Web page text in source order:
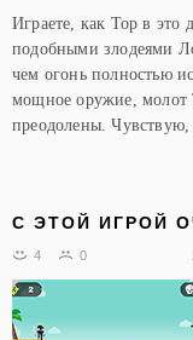
Играете, как Тор в это
подобными злодеями
чем огонь полностью
мощное оружие, молот
преодолены.
C ЭТОЙ ИГРОЙ
4 0